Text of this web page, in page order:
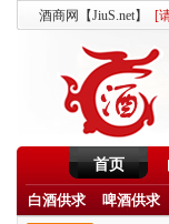
酒商网【JiuS.net】 [
首页
白酒供求 啤酒供求